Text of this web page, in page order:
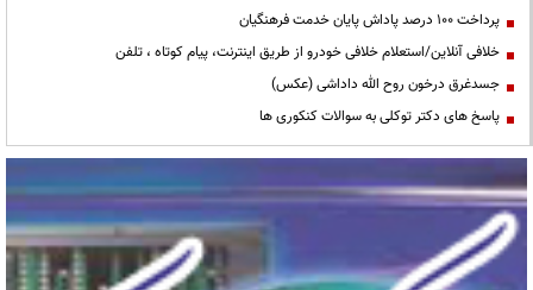
پرداخت ۱۰۰ درصد پاداش پایان خدمت فرهنگیان
خلافی آنلاین/استعلام خلافی خودرو از طریق اینترنت، پیام کوتاه ، تلفن
جسدغرق درخون روح الله داداشی (عکس)
پاسخ های دکتر توکلی به سوالات کنکوری ها